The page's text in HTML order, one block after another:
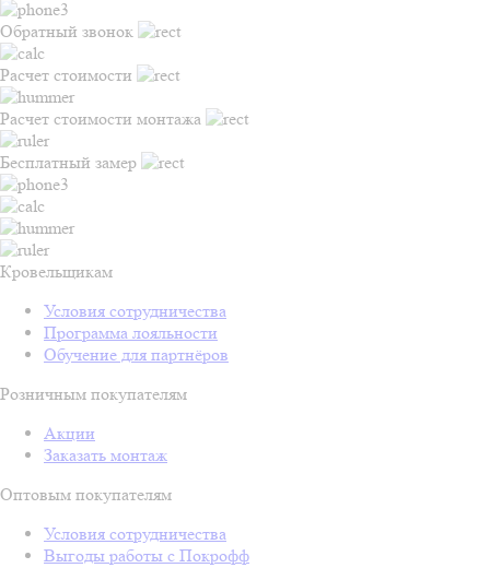
Обратный звонок
Расчет стоимости
Расчет стоимости монтажа
Бесплатный замер
Кровельщикам
Условия сотрудничества
Программа лояльности
Обучение для партнёров
Розничным покупателям
Акции
Заказать монтаж
Оптовым покупателям
Условия сотрудничества
Выгоды работы с Покрофф